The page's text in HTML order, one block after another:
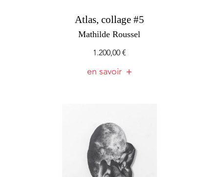
Atlas, collage #5
Mathilde Roussel
1.200,00€
en savoir